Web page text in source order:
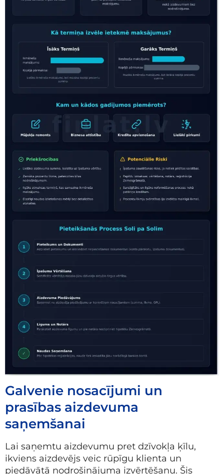
Galvenie nosacījumi un
prasības aizdevuma
saņemšanai
Lai saņemtu aizdevumu pret dzīvokļa ķīlu,
ikviens aizdevējs veic rūpīgu klienta un
piedāvātā nodrošinājuma izvērtēšanu. Šis